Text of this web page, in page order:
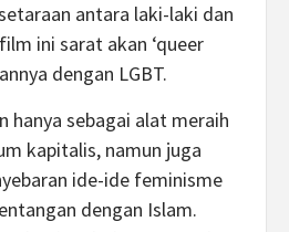
antara laki-laki dan
ini sarat akan ‘queer
dengan LGBT.
hanya sebagai alat meraih
kapitalis, namun juga
ide-ide feminisme
dengan Islam.